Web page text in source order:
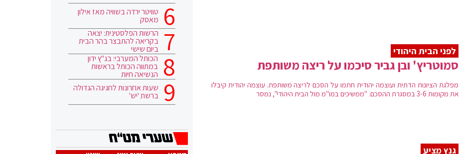
לפני הבית היהודי
סמוטריץ' ובן גביר סיכמו על ריצה משותפת
מפלגת הציונות הדתית ועוצמה יהודית חתמו על הסכם לריצה משותפת. עוצמה יהודית קיבלו
את מקומות 3-6 במסגרת ההסכם. "ממשיכים במו"מ מול הבית היהודי", נמסר
גנץ מציע
טוויטר ירדה בשוויה מאז אילון
מאסק
הרשות הפלסטינית: יצאה
בקריאה להתבצר בהר הבית
ביום שישי
הכותל המערבי: בג"ץ ידון
במתווה הכותל בראשות
הנשיאה חיות
שעות אחרונות לחגיגה הגדולה
ברשת 'יש'